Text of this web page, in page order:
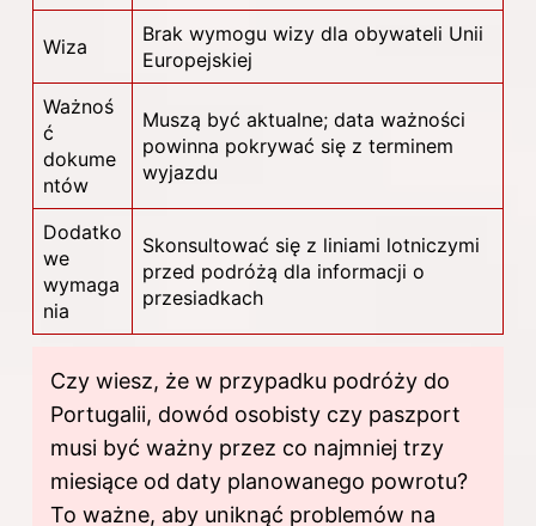
Wiza
Brak wymogu wizy dla obywateli Unii
Europejskiej
Ważnoś
ć
dokume
ntów
Muszą być aktualne; data ważności
powinna pokrywać się z terminem
wyjazdu
Dodatko
we
wymaga
nia
Skonsultować się z liniami lotniczymi
przed podróżą dla informacji o
przesiadkach
Czy wiesz, że w przypadku podróży do
Portugalii, dowód osobisty czy paszport
musi być ważny przez co najmniej trzy
miesiące od daty planowanego powrotu?
To ważne, aby uniknąć problemów na